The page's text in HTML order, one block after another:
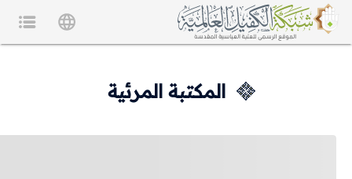
المكتبة المرئية